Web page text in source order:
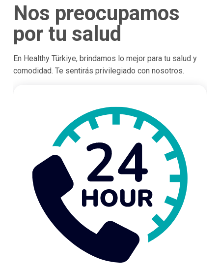
Nos preocupamos
por tu salud
En Healthy Türkiye, brindamos lo mejor para tu salud y
comodidad. Te sentirás privilegiado con nosotros.